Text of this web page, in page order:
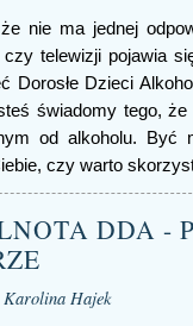
nie ma jednej
czy telewizji pojawia
Dorosłe Dzieci
świadomy tego,
od alkoholu. Być
czy warto
DDA -
Karolina Hajek